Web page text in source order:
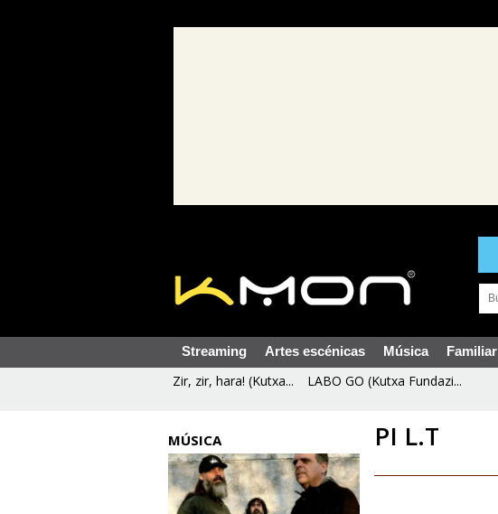
Streaming Artes escénicas Música Familiar
Zir, zir, hara! (Kutxa... LABO GO (Kutxa Fundazi...
MÚSICA PI L.T